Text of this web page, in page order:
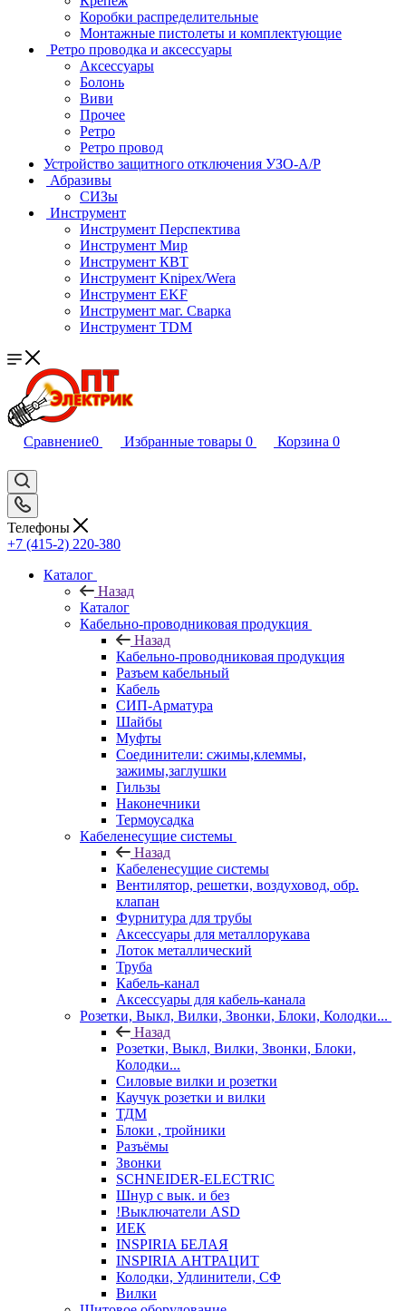
Коробки распределительные
Монтажные пистолеты и комплектующие
Ретро проводка и аксессуары
Аксессуары
Болонь
Виви
Прочее
Ретро
Ретро провод
Устройство защитного отключения УЗО-А/Р
Абразивы
СИЗы
Инструмент
Инструмент Перспектива
Инструмент Мир
Инструмент КВТ
Инструмент Knipex/Wera
Инструмент EKF
Инструмент маг. Сварка
Инструмент TDM
Сравнение0 Избранные товары 0 Корзина 0
Телефоны
+7 (415-2) 220-380
Каталог
Назад
Каталог
Кабельно-проводниковая продукция
Назад
Кабельно-проводниковая продукция
Разъем кабельный
Кабель
СИП-Арматура
Шайбы
Муфты
Соединители: сжимы,клеммы,
зажимы,заглушки
Гильзы
Наконечники
Термоусадка
Кабеленесущие системы
Назад
Кабеленесущие системы
Вентилятор, решетки, воздуховод, обр.
клапан
Фурнитура для трубы
Аксессуары для металлорукава
Лоток металлический
Труба
Кабель-канал
Аксессуары для кабель-канала
Розетки, Выкл, Вилки, Звонки, Блоки, Колодки...
Назад
Розетки, Выкл, Вилки, Звонки, Блоки,
Колодки...
Силовые вилки и розетки
Каучук розетки и вилки
ТДМ
Блоки , тройники
Разъёмы
Звонки
SCHNEIDER-ELECTRIC
Шнур с вык. и без
!Выключатели ASD
ИЕК
INSPIRIA БЕЛАЯ
INSPIRIA АНТРАЦИТ
Колодки, Удлинители, СФ
Вилки